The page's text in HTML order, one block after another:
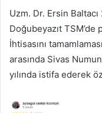
Uzm. Dr. Ersin Baltacı
Doğubeyazıt TSM’de
İhtisasını
arasında Sivas
yılında istifa ederek